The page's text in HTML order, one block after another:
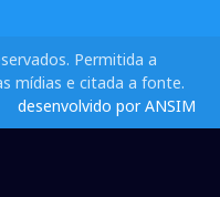
Permitida a
mídias e citada a fonte.
desenvolvido por ANSIM